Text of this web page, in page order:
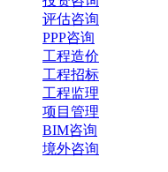
评估咨询
PPP咨询
工程造价
工程招标
工程监理
项目管理
BIM咨询
境外咨询